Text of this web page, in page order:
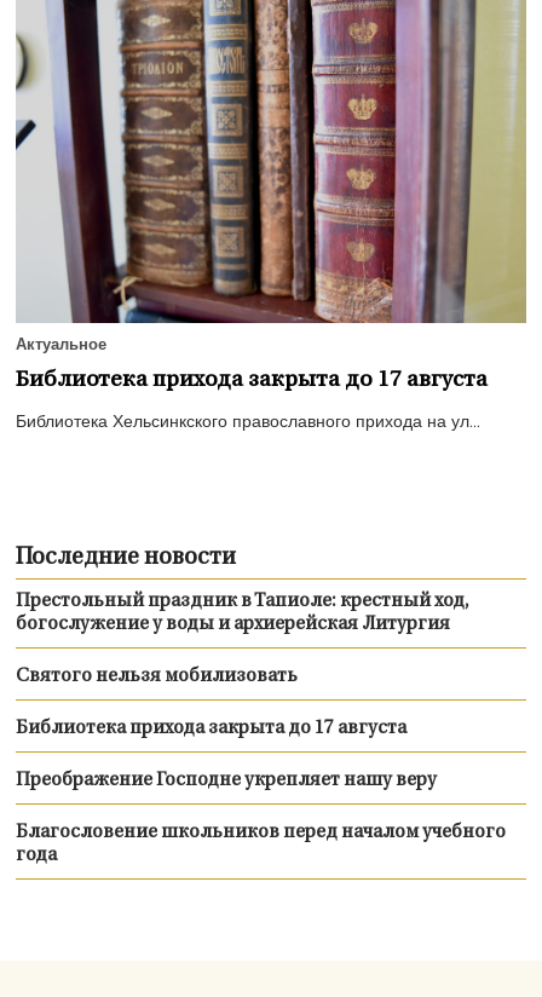
Актуальное
Библиотека прихода закрыта до 17 августа
Библиотека Хельсинкского православного прихода на ул...
Последние новости
Престольный праздник в Тапиоле: крестный ход,
богослужение у воды и архиерейская Литургия
Святого нельзя мобилизовать
Библиотека прихода закрыта до 17 августа
Преображение Господне укрепляет нашу веру
Благословение школьников перед началом учебного
года